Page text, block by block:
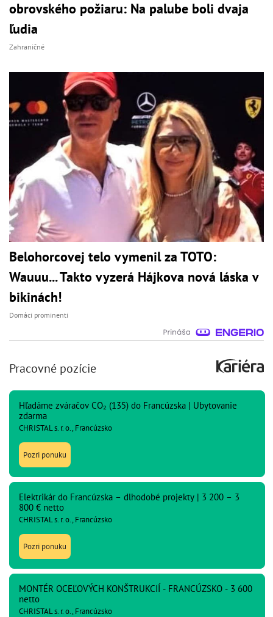
obrovského požiaru: Na palube boli dvaja
ľudia
Zahraničné
Belohorcovej telo vymenil za TOTO:
Wauuu... Takto vyzerá Hájkova nová láska v
bikinách!
Domáci prominenti
Pracovné pozície
Hľadáme zváračov CO₂ (135) do Francúzska | Ubytovanie
zdarma
CHRISTAL s. r. o., Francúzsko
Pozri ponuku
Elektrikár do Francúzska – dlhodobé projekty | 3 200 – 3
800 € netto
CHRISTAL s. r. o., Francúzsko
Pozri ponuku
MONTÉR OCEĽOVÝCH KONŠTRUKCIÍ - FRANCÚZSKO - 3 600
netto
CHRISTAL s. r. o., Francúzsko